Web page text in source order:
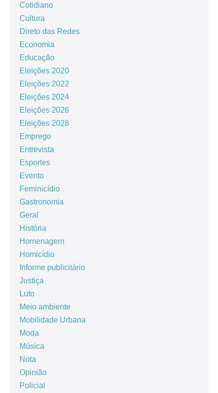
Cotidiano
Cultura
Direto das Redes
Economia
Educação
Eleições 2020
Eleições 2022
Eleições 2024
Eleições 2026
Eleições 2028
Emprego
Entrevista
Esportes
Evento
Feminicídio
Gastronomia
Geral
História
Homenagem
Homicídio
Informe publicitário
Justiça
Luto
Meio ambiente
Mobilidade Urbana
Moda
Música
Nota
Opinião
Policial